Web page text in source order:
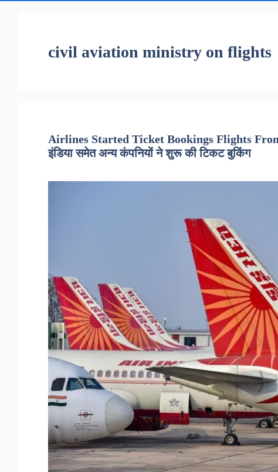
civil aviation ministry on flights
Airlines Started Ticket Bookings Flights
इंडिया समेत अन्य कंपनियों ने शुरू की टिकट बुकिंग